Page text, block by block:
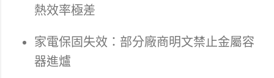
熱效率極差
家電保固失效：部分廠商明文禁止金屬容
器進爐